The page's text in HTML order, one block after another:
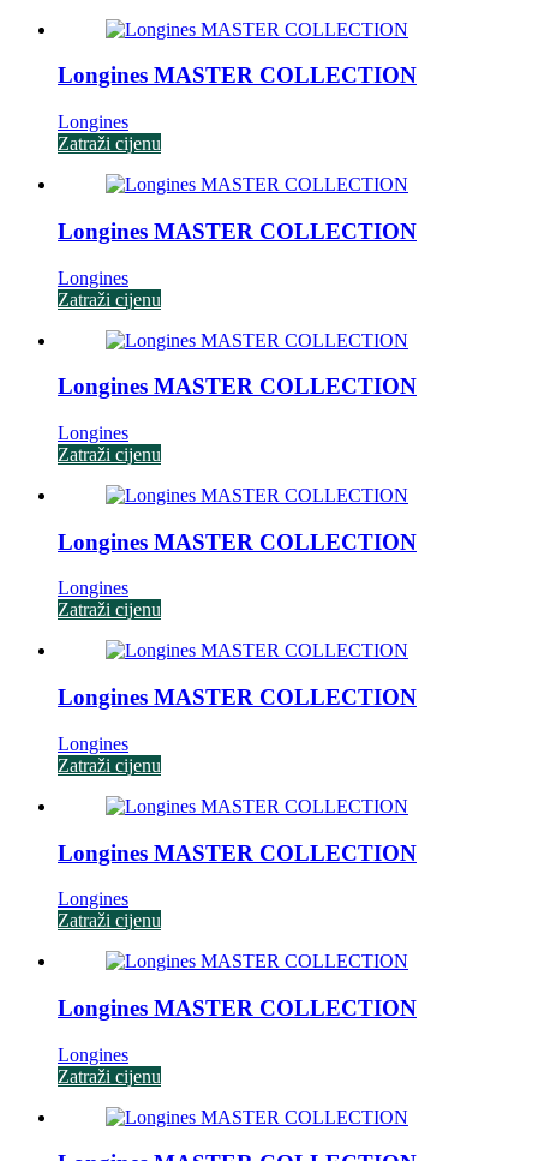
Longines MASTER COLLECTION
Longines
Zatraži cijenu
Longines MASTER COLLECTION
Longines
Zatraži cijenu
Longines MASTER COLLECTION
Longines
Zatraži cijenu
Longines MASTER COLLECTION
Longines
Zatraži cijenu
Longines MASTER COLLECTION
Longines
Zatraži cijenu
Longines MASTER COLLECTION
Longines
Zatraži cijenu
Longines MASTER COLLECTION
Longines
Zatraži cijenu